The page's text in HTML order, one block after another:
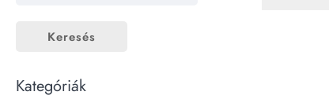
Keresés
Kategóriák